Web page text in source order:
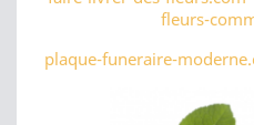
fleurs-
plaque-funeraire-